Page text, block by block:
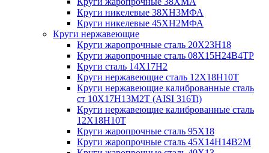
Круги никелевые 38XH3MФА
Круги никелевые 45ХН2МФА
Круги нержавеющие
Круги жаропрочные сталь 20Х23Н18
Круги жаропрочные сталь 08Х15Н24В4ТР
Круги сталь 14Х17Н2
Круги нержавеющие сталь 12Х18Н10Т
Круги нержавеющие калиброванные сталь
ст 10Х17Н13М2Т (AISI 316Ti)
Круги нержавеющие калиброванные сталь
12Х18Н10Т
Круги жаропрочные сталь 95Х18
Круги жаропрочные сталь 45Х14Н14В2М